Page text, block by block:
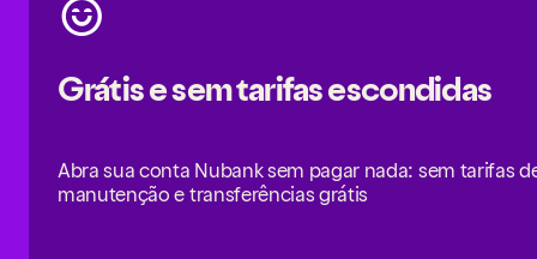
Grátis e sem tarifas escondidas
Abra sua conta Nubank sem pagar nada: sem tarifas
manutenção e transferências grátis